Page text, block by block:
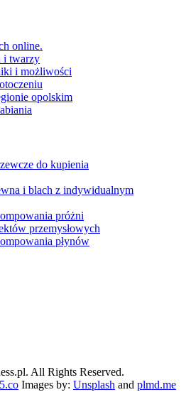
online.
i twarzy
i możliwości
opolskim
do kupienia
i blach z indywidualnym
próżni
przemysłowych
płynów
All Rights Reserved.
Images by: Unsplash and plmd.me